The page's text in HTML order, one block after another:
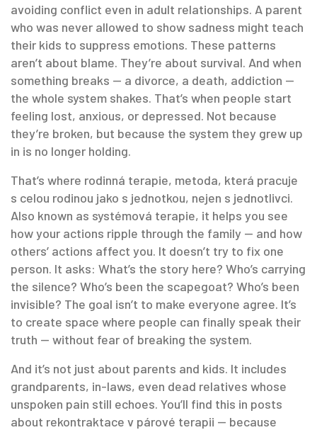
avoiding conflict even in adult relationships. A parent
who was never allowed to show sadness might teach
their kids to suppress emotions. These patterns
aren’t about blame. They’re about survival. And when
something breaks — a divorce, a death, addiction —
the whole system shakes. That’s when people start
feeling lost, anxious, or depressed. Not because
they’re broken, but because the system they grew up
in is no longer holding.
That’s where rodinná terapie, metoda, která pracuje
s celou rodinou jako s jednotkou, nejen s jednotlivci.
Also known as systémová terapie, it helps you see
how your actions ripple through the family — and how
others’ actions affect you. It doesn’t try to fix one
person. It asks: What’s the story here? Who’s carrying
the silence? Who’s been the scapegoat? Who’s been
invisible? The goal isn’t to make everyone agree. It’s
to create space where people can finally speak their
truth — without fear of breaking the system.
And it’s not just about parents and kids. It includes
grandparents, in-laws, even dead relatives whose
unspoken pain still echoes. You’ll find this in posts
about rekontraktace v párové terapii — because